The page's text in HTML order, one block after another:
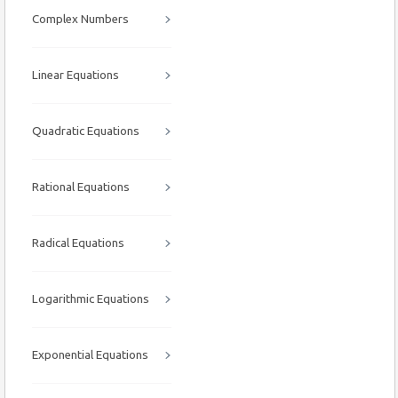
Complex Numbers
Linear Equations
Quadratic Equations
Rational Equations
Radical Equations
Logarithmic Equations
Exponential Equations